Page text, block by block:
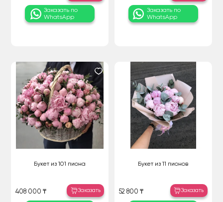
Заказать по
WhatsApp
Заказать по
WhatsApp
Букет из 101 пиона
408 000 ₸ Заказать
Букет из 11 пионов
52 800 ₸ Заказать